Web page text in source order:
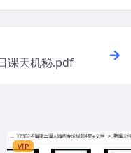
课天机秘.pdf
VIP